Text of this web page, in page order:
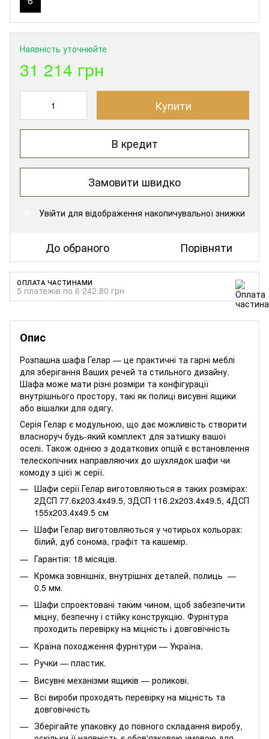
Наявність уточнюйте
31 214 грн
Купити
В кредит
Замовити швидко
Увійти для відображення накопичувальної знижки
До обраного Порівняти
ОПЛАТА ЧАСТИНАМИ
5 платежів по 6 242.80 грн
Опис
Розпашна шафа Гелар — це практичні та гарні меблі
для зберігання Ваших речей та стильного дизайну.
Шафа може мати різні розміри та конфігурації
внутрішнього простору, такі як полиці висувні ящики
або вішалки для одягу.
Серія Гелар є модульною, що дає можливість створити
власноруч будь-який комплект для затишку вашої
оселі. Також однією з додаткових опцій є встановлення
телескопічних направляючих до шухлядок шафи чи
комоду з цієї ж серії.
Шафи серії Гелар виготовляються в таких розмірах:
2ДСП 77.6х203.4х49.5, 3ДСП 116.2х203.4х49.5, 4ДСП
155х203.4х49.5 см
Шафи Гелар виготовляються у чотирьох кольорах:
білий, дуб сонома, графіт та кашемір.
Гарантія: 18 місяців.
Кромка зовнішніх, внутрішніх деталей, полиць —
0.5 мм.
Шафи спроектовані таким чином, щоб забезпечити
міцну, безпечну і стійку конструкцію. Фурнітура
проходить перевірку на міцність і довговічність
Країна походження фурнітури — Україна.
Ручки — пластик.
Висувні механізми ящиків — роликові.
Всі вироби проходять перевірку на міцність та
довговічність
Зберігайте упаковку до повного складання виробу,